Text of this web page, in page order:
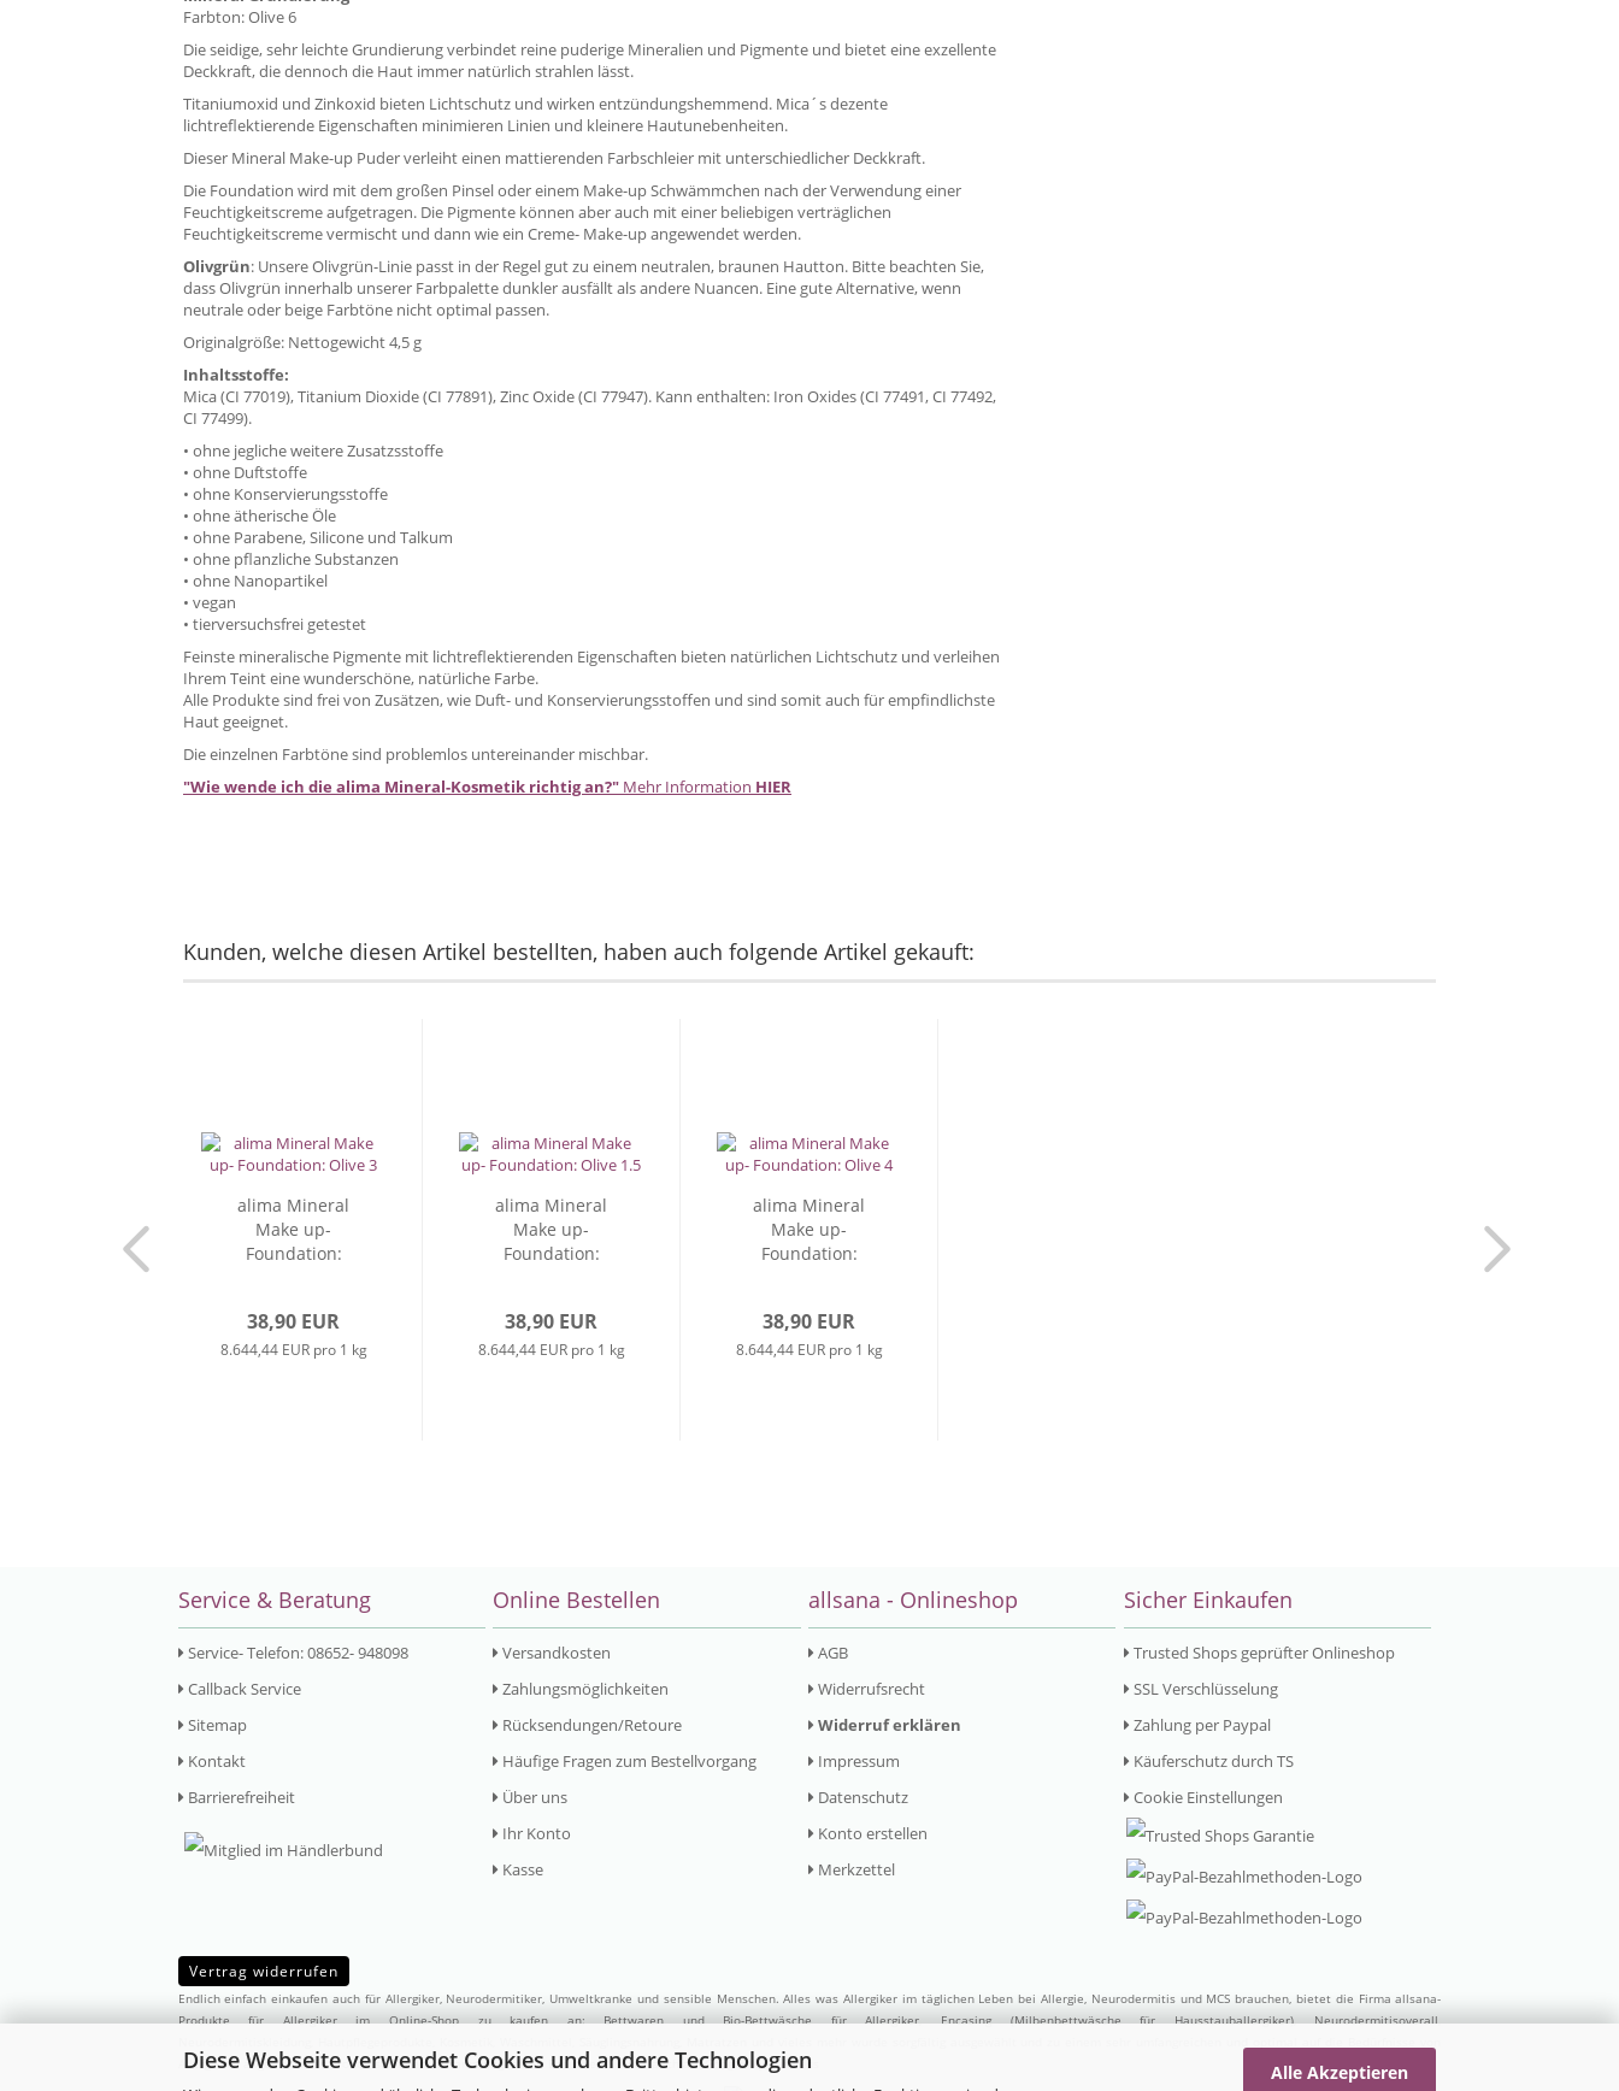
Diese Webseite verwendet Cookies und andere Technologien Alle Akzeptieren
Farbton: Olive 6
Die seidige, sehr leichte Grundierung verbindet reine puderige Mineralien und Pigmente und bietet eine exzellente
Deckkraft, die dennoch die Haut immer natürlich strahlen lässt.
Titaniumoxid und Zinkoxid bieten Lichtschutz und wirken entzündungshemmend. Mica´s dezente
lichtreflektierende Eigenschaften minimieren Linien und kleinere Hautunebenheiten.
Dieser Mineral Make-up Puder verleiht einen mattierenden Farbschleier mit unterschiedlicher Deckkraft.
Die Foundation wird mit dem großen Pinsel oder einem Make-up Schwämmchen nach der Verwendung einer
Feuchtigkeitscreme aufgetragen. Die Pigmente können aber auch mit einer beliebigen verträglichen
Feuchtigkeitscreme vermischt und dann wie ein Creme- Make-up angewendet werden.
Olivgrün: Unsere Olivgrün-Linie passt in der Regel gut zu einem neutralen, braunen Hautton. Bitte beachten Sie,
dass Olivgrün innerhalb unserer Farbpalette dunkler ausfällt als andere Nuancen. Eine gute Alternative, wenn
neutrale oder beige Farbtöne nicht optimal passen.
Originalgröße: Nettogewicht 4,5 g
Inhaltsstoffe:
Mica (CI 77019), Titanium Dioxide (CI 77891), Zinc Oxide (CI 77947). Kann enthalten: Iron Oxides (CI 77491, CI 77492,
CI 77499).
• ohne jegliche weitere Zusatzsstoffe
• ohne Duftstoffe
• ohne Konservierungsstoffe
• ohne ätherische Öle
• ohne Parabene, Silicone und Talkum
• ohne pflanzliche Substanzen
• ohne Nanopartikel
• vegan
• tierversuchsfrei getestet
Feinste mineralische Pigmente mit lichtreflektierenden Eigenschaften bieten natürlichen Lichtschutz und verleihen
Ihrem Teint eine wunderschöne, natürliche Farbe.
Alle Produkte sind frei von Zusätzen, wie Duft- und Konservierungsstoffen und sind somit auch für empfindlichste
Haut geeignet.
Die einzelnen Farbtöne sind problemlos untereinander mischbar.
"Wie wende ich die alima Mineral-Kosmetik richtig an?" Mehr Information HIER
Kunden, welche diesen Artikel bestellten, haben auch folgende Artikel gekauft:
alima Mineral
Make up-
Foundation:
38,90 EUR
8.644,44 EUR pro 1 kg
alima Mineral
Make up-
Foundation:
38,90 EUR
8.644,44 EUR pro 1 kg
alima Mineral
Make up-
Foundation:
38,90 EUR
8.644,44 EUR pro 1 kg
Service & Beratung
Service- Telefon: 08652- 948098
Callback Service
Sitemap
Kontakt
Barrierefreiheit
Online Bestellen
Versandkosten
Zahlungsmöglichkeiten
Rücksendungen/Retoure
Häufige Fragen zum Bestellvorgang
Über uns
Ihr Konto
Kasse
allsana - Onlineshop
AGB
Widerrufsrecht
Widerruf erklären
Impressum
Datenschutz
Konto erstellen
Merkzettel
Sicher Einkaufen
Trusted Shops geprüfter Onlineshop
SSL Verschlüsselung
Zahlung per Paypal
Käuferschutz durch TS
Cookie Einstellungen
Vertrag widerrufen
Endlich einfach einkaufen auch für Allergiker, Neurodermitiker, Umweltkranke und sensible Menschen. Alles was Allergiker im täglichen Leben bei Allergie, Neurodermitis und MCS brauchen, bietet die Firma allsana-
Produkte für Allergiker im Online-Shop zu kaufen an:BettwarenundBio-Bettwäschefür Allergiker,Encasing (Milbenbettwäsche für Hausstauballergiker), Neurodermitisoverall,
Allergikern abgestimmten Produktsortiment zusammengestellt. Besuchen Sie uns auch aufGoogle My Business